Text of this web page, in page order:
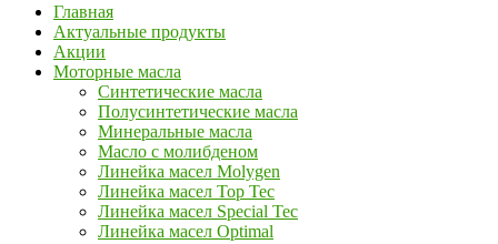
Главная
Актуальные продукты
Акции
Моторные масла
Синтетические масла
Полусинтетические масла
Минеральные масла
Масло с молибденом
Линейка масел Molygen
Линейка масел Top Tec
Линейка масел Special Tec
Линейка масел Optimal